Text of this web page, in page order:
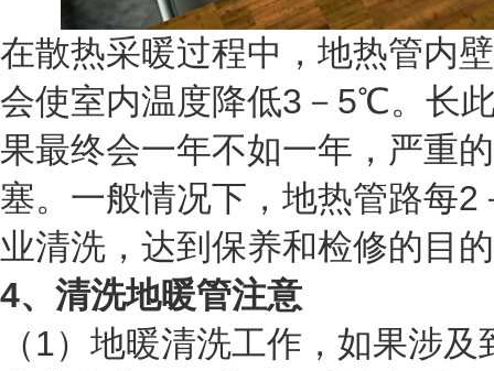
在散热采暖过程中，地热管内
会使室内温度降低3－5℃。长
果最终会一年不如一年，严重
塞。一般情况下，地热管路每
业清洗，达到保养和检修的目
4、清洗地暖管注意
（1）地暖清洗工作，如果涉